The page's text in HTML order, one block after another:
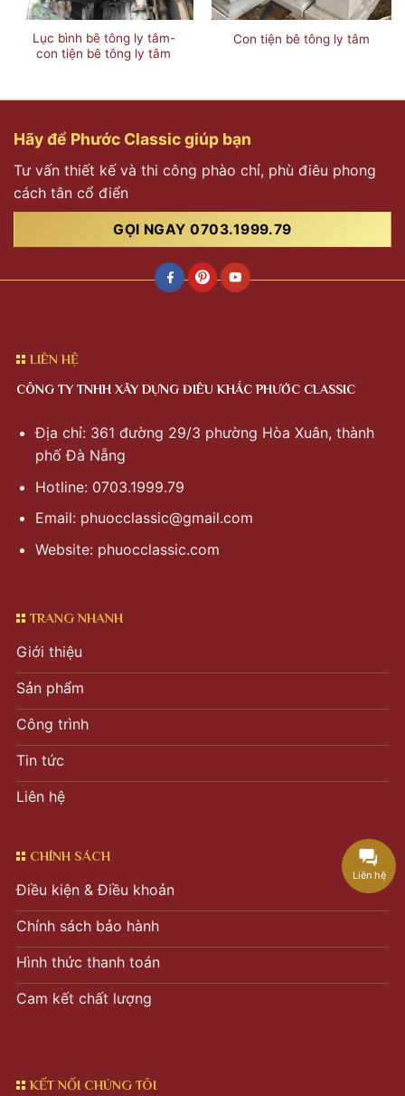
Lục bình bê tông ly tâm-
con tiện bê tông ly tâm
Con tiện bê tông ly tâm
Hãy để Phước Classic giúp bạn
Tư vấn thiết kế và thi công phào chỉ, phù điêu phong
cách tân cổ điển
GỌI NGAY 0703.1999.79
LIÊN HỆ
CÔNG TY TNHH XÂY DỰNG ĐIÊU KHẮC PHƯỚC CLASSIC
Địa chỉ: 361 đường 29/3 phường Hòa Xuân, thành
phố Đà Nẵng
Hotline: 0703.1999.79
Email: phuocclassic@gmail.com
Website: phuocclassic.com
TRANG NHANH
Giới thiệu
Sản phẩm
Công trình
Tin tức
Liên hệ
CHÍNH SÁCH
Điều kiện & Điều khoản
Chính sách bảo hành
Hình thức thanh toán
Cam kết chất lượng
KẾT NỐI CHÚNG TÔI
Liên hệ